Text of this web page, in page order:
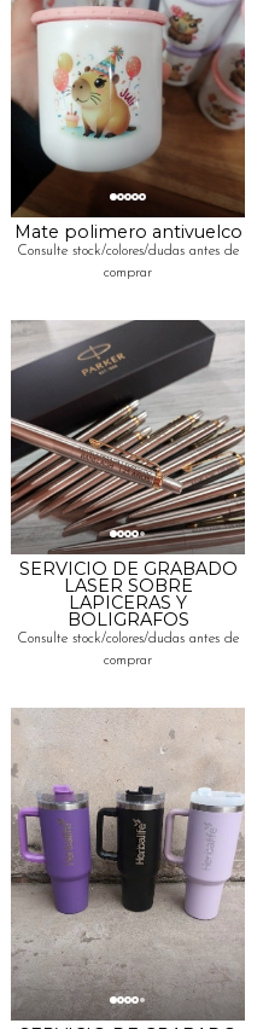
Mate polimero antivuelco
Consulte stock/colores/dudas antes de
comprar
SERVICIO DE GRABADO
LASER SOBRE
LAPICERAS Y
BOLIGRAFOS
Consulte stock/colores/dudas antes de
comprar